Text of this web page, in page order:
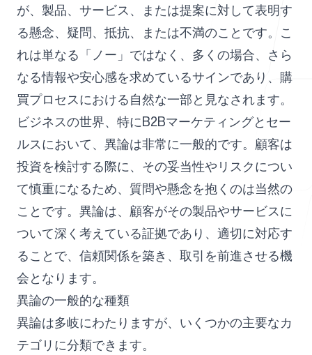
料金
ヘルプセンター
無料ツール
よくある質問
が、製品、サービス、または提案に対して表明す
る懸念、疑問、抵抗、または不満のことです。こ
れは単なる「ノー」ではなく、多くの場合、さら
なる情報や安心感を求めているサインであり、購
買プロセスにおける自然な一部と見なされます。
ビジネスの世界、特にB2Bマーケティングとセー
ルスにおいて、異論は非常に一般的です。顧客は
投資を検討する際に、その妥当性やリスクについ
て慎重になるため、質問や懸念を抱くのは当然の
ことです。異論は、顧客がその製品やサービスに
ついて深く考えている証拠であり、適切に対応す
ることで、信頼関係を築き、取引を前進させる機
会となります。
異論の一般的な種類
異論は多岐にわたりますが、いくつかの主要なカ
テゴリに分類できます。